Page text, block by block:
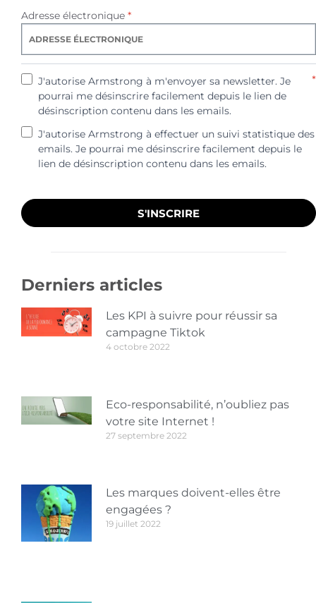
Adresse électronique *
J'autorise Armstrong à m'envoyer sa newsletter. Je
pourrai me désinscrire facilement depuis le lien de
désinscription contenu dans les emails.
*
J'autorise Armstrong à effectuer un suivi statistique des
emails. Je pourrai me désinscrire facilement depuis le
lien de désinscription contenu dans les emails.
S'INSCRIRE
Derniers articles
Les KPI à suivre pour réussir sa
campagne Tiktok
4 octobre 2022
Eco-responsabilité, n’oubliez pas
votre site Internet !
27 septembre 2022
Les marques doivent-elles être
engagées ?
19 juillet 2022